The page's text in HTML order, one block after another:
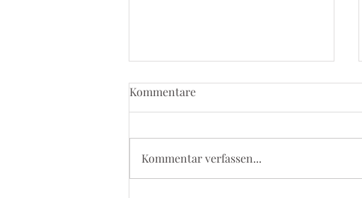
Kommentare
Kommentar verfassen...